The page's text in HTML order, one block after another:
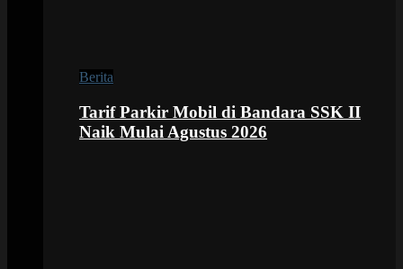
Berita
Tarif Parkir Mobil di Bandara SSK II
Naik Mulai Agustus 2026